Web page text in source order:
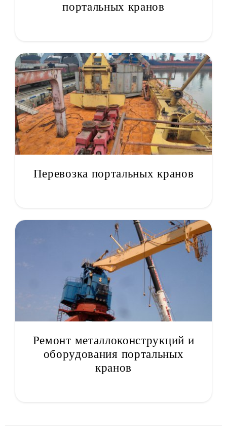
портальных кранов
Перевозка портальных кранов
Ремонт металлоконструкций и
оборудования портальных
кранов